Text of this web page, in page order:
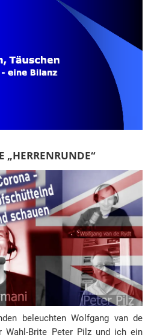
„HERRENRUNDE“
beleuchten Wolfgang van de
Wahl-Brite Peter Pilz und ich ein